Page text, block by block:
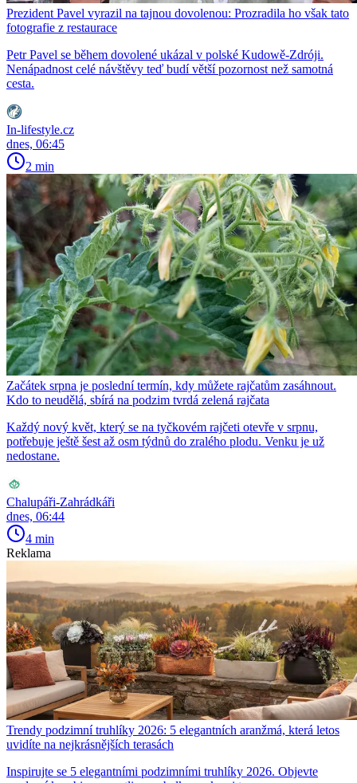
Prezident Pavel vyrazil na tajnou dovolenou: Prozradila ho však tato
fotografie z restaurace
Petr Pavel se během dovolené ukázal v polské Kudowě-Zdróji.
Nenápadnost celé návštěvy teď budí větší pozornost než samotná
cesta.
In-lifestyle.cz
dnes, 06:45
2 min
Začátek srpna je poslední termín, kdy můžete rajčatům zasáhnout.
Kdo to neudělá, sbírá na podzim tvrdá zelená rajčata
Každý nový květ, který se na tyčkovém rajčeti otevře v srpnu,
potřebuje ještě šest až osm týdnů do zralého plodu. Venku je už
nedostane.
Chalupáři-Zahrádkáři
dnes, 06:44
4 min
Reklama
Trendy podzimní truhlíky 2026: 5 elegantních aranžmá, která letos
uvidíte na nejkrásnějších terasách
Inspirujte se 5 elegantními podzimními truhlíky 2026. Objevte